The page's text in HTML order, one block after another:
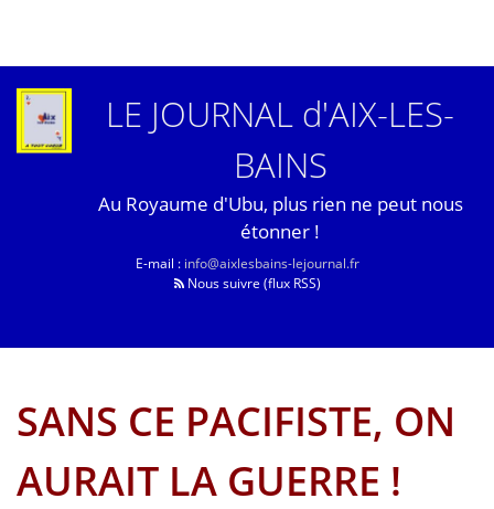
LE JOURNAL d'AIX-LES-
BAINS
Au Royaume d'Ubu, plus rien ne peut nous
étonner !
E-mail : info@aixlesbains-lejournal.fr
Nous suivre (flux RSS)
SANS CE PACIFISTE, ON
AURAIT LA GUERRE !